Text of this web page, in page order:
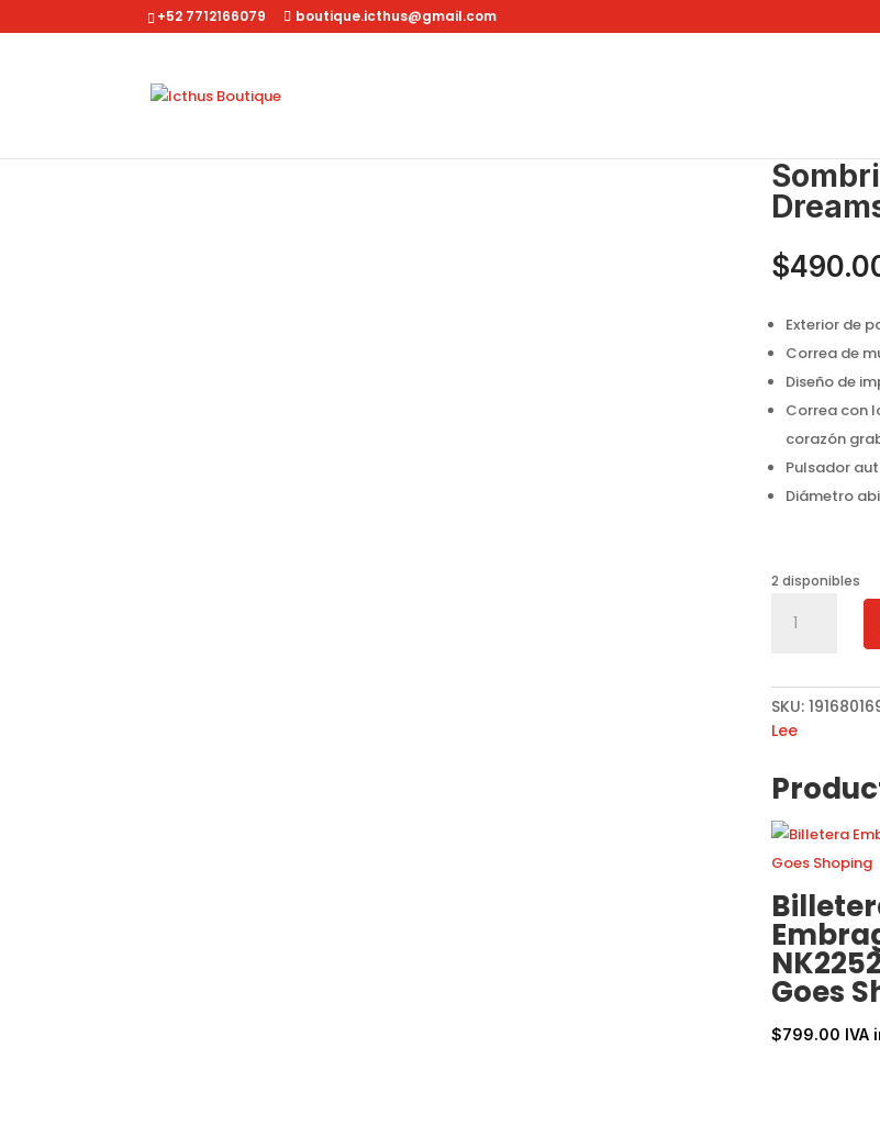
+52 7712166079 boutique.icthus@gmail.com
$
Exterior de
Correa de
Diseño de
Correa con
corazón
Pulsador
Diámetro
2 disponibles
Paraguas
Dreams
cantidad
SKU:
Lee
Goes
$799.00 IVA